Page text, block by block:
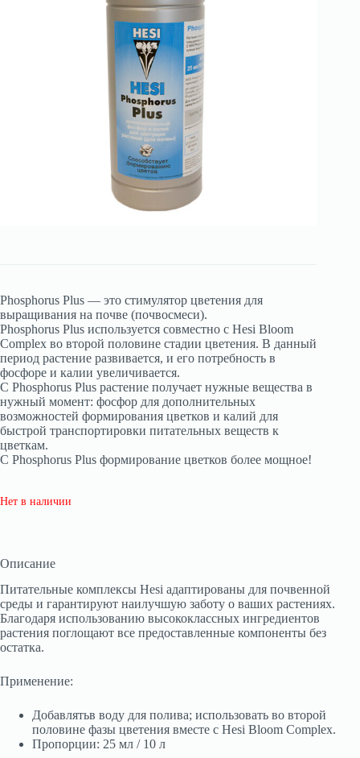
Phosphorus Plus — это стимулятор цветения для
выращивания на почве (почвосмеси).
Phosphorus Plus используется совместно с Hesi Bloom
Complex во второй половине стадии цветения. В данный
период растение развивается, и его потребность в
фосфоре и калии увеличивается.
С Phosphorus Plus растение получает нужные вещества в
нужный момент: фосфор для дополнительных
возможностей формирования цветков и калий для
быстрой транспортировки питательных веществ к
цветкам.
С Phosphorus Plus формирование цветков более мощное!
Нет в наличии
Описание
Питательные комплексы Hesi адаптированы для почвенной
среды и гарантируют наилучшую заботу о ваших растениях.
Благодаря использованию высококлассных ингредиентов
растения поглощают все предоставленные компоненты без
остатка.
Применение:
Добавлятьв воду для полива; использовать во второй
половине фазы цветения вместе с Hesi Bloom Complex.
Пропорции: 25 мл / 10 л